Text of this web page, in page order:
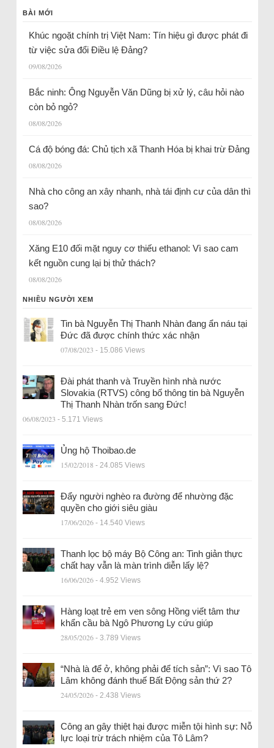
BÀI MỚI
Khúc ngoặt chính trị Việt Nam: Tín hiệu gì được phát đi
từ việc sửa đổi Điều lệ Đảng?
09/08/2026
Bắc ninh: Ông Nguyễn Văn Dũng bị xử lý, câu hỏi nào
còn bỏ ngỏ?
08/08/2026
Cá độ bóng đá: Chủ tịch xã Thanh Hóa bị khai trừ Đảng
08/08/2026
Nhà cho công an xây nhanh, nhà tái định cư của dân thì
sao?
08/08/2026
Xăng E10 đối mặt nguy cơ thiếu ethanol: Vì sao cam
kết nguồn cung lại bị thử thách?
08/08/2026
NHIỀU NGƯỜI XEM
Tin bà Nguyễn Thị Thanh Nhàn đang ẩn náu tại
Đức đã được chính thức xác nhận
07/08/2023 - 15.086 Views
Đài phát thanh và Truyền hình nhà nước
Slovakia (RTVS) công bố thông tin bà Nguyễn
Thị Thanh Nhàn trốn sang Đức!
06/08/2023 - 5.171 Views
Ủng hộ Thoibao.de
15/02/2018 - 24.085 Views
Đẩy người nghèo ra đường để nhường đặc
quyền cho giới siêu giàu
17/06/2026 - 14.540 Views
Thanh lọc bộ máy Bộ Công an: Tinh giản thực
chất hay vẫn là màn trình diễn lấy lệ?
16/06/2026 - 4.952 Views
Hàng loạt trẻ em ven sông Hồng viết tâm thư
khẩn cầu bà Ngô Phương Ly cứu giúp
28/05/2026 - 3.789 Views
“Nhà là để ở, không phải để tích sản”: Vì sao Tô
Lâm không đánh thuế Bất Động sản thứ 2?
24/05/2026 - 2.438 Views
Công an gây thiệt hại được miễn tội hình sự: Nỗ
lực loại trừ trách nhiệm của Tô Lâm?